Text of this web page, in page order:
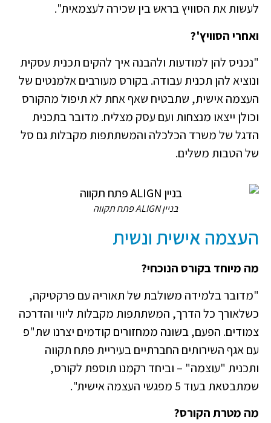
לעשות את הסוויץ בראש בין שכירה לעצמאית".
ואחרי הסוויץ'?
"נכניס להן למודעות ולהבנה איך להקים תכנית עסקית
ונוציא להן תכנית עבודה. בקורס מעורבים אלמנטים של
העצמה אישית, שתבטיח שאף אחת לא תיפול מהקורס
וכולן ייצאו מנצחות ועם עסק מצליח. מדובר בתכנית
הדגל של משרד הכלכלה והמשתתפות מקבלות גם סל
של הטבות משלים.
בניין ALIGN פתח תקווה
העצמה אישית ונשית
מה מיוחד בקורס הנוכחי?
"מדובר בלמידה משולבת של תאוריה עם פרקטיקה,
כשלאורך כל הדרך, המשתתפות מקבלות ליווי והדרכה
צמודים. הפעם, בשונה ממחזורים קודמים יצרנו שת"פ
עם אגף השירותים החברתיים בעיריית פתח תקווה
ותכנית "עוצמה" – וביחד רקמנו תוספת לקורס,
שמתבטאת בעוד 5 מפגשי העצמה אישית".
מה מטרת הקורס?